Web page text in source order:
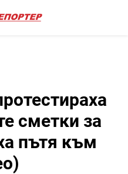
сметки за
пътя към